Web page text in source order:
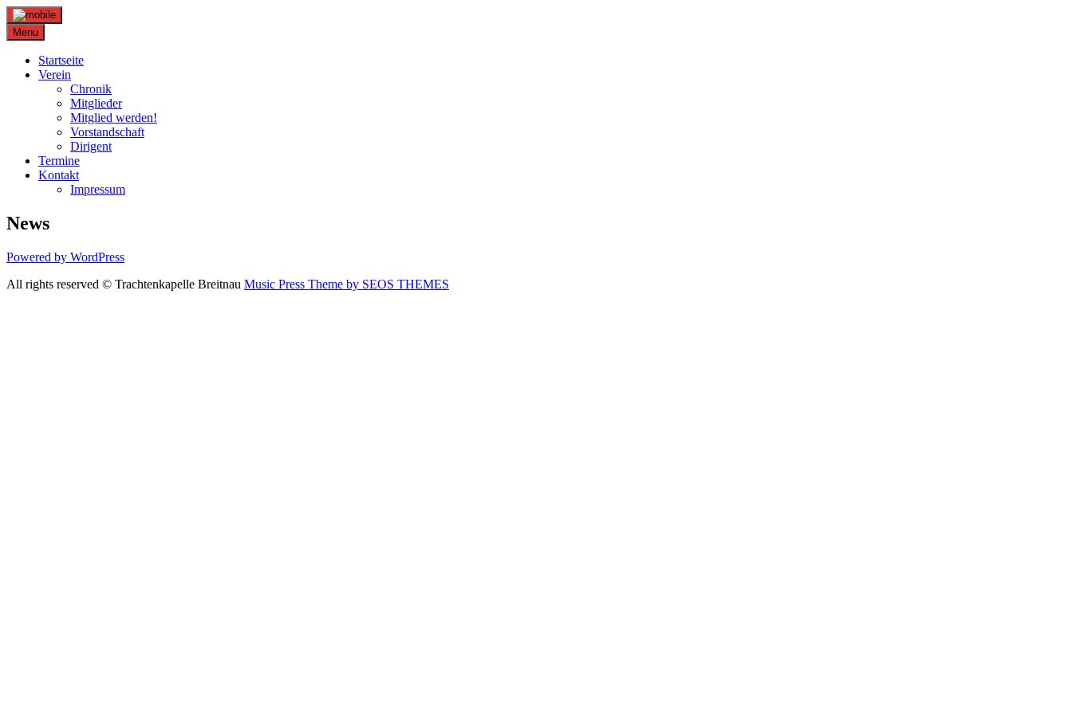
Skip
to
content
Menu
Startseite
Verein
Chronik
Mitglieder
Mitglied werden!
Vorstandschaft
Dirigent
Termine
Kontakt
Impressum
News
Powered by WordPress
All rights reserved © Trachtenkapelle Breitnau Music Press Theme by SEOS THEMES